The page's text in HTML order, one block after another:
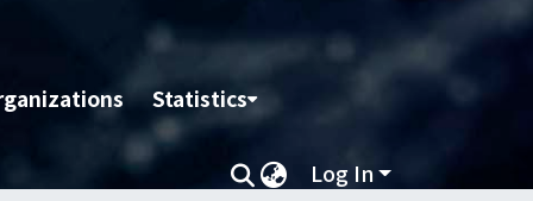
Statistics
Log In